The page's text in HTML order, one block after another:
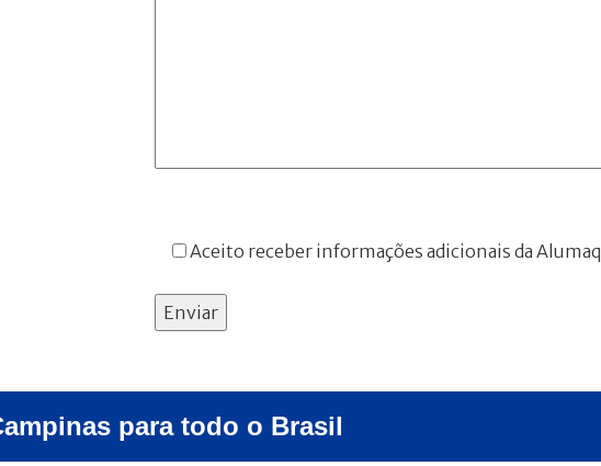
Aceito receber informações adicionais da Alumaq
Enviar
para todo o Brasil